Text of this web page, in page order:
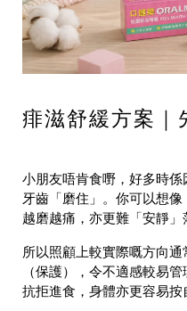
痱滋舒緩方案｜
小朋友唔肯食嘢，好多時
牙齒「磨住」。你可以想
越磨越痛，亦更難「安靜」
所以照顧上較實際嘅方向
（保護），令不適感較易
抗拒進食，身體亦更容易按